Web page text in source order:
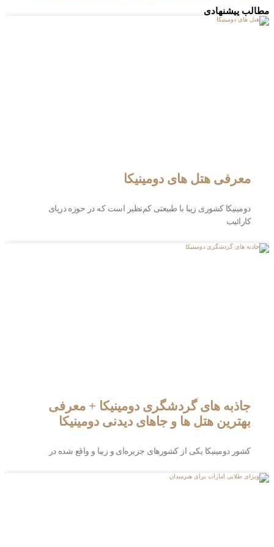
مطالب پیشنهادی
معرفی هتل‌ های دومینیکا
دومینیکا کشوری زیبا با طبیعتی کم‌نظیر است که در حوزه دریای
کارائیب
جاذبه های گردشگری دومینیکا + معرفی
بهترین هتل ها و جاهای دیدنی دومینیکا
کشور دومینیکا یکی از کشورهای جزیره‌ای و زیبا و واقع شده در